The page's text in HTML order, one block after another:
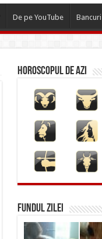
De pe YouTube Bancuri
Horoscopul de azi
FUNDUL ZILEI